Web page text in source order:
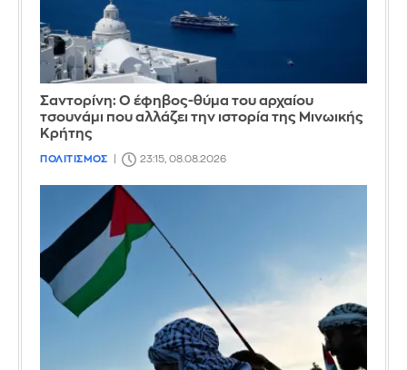
Σαντορίνη: Ο έφηβος-θύμα του αρχαίου
τσουνάμι που αλλάζει την ιστορία της Μινωικής
Κρήτης
ΠΟΛΙΤΙΣΜΟΣ 23:15, 08.08.2026